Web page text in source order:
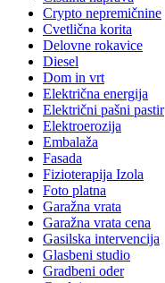
Crypto nepremičnine
Cvetlična korita
Delovne rokavice
Diesel
Dom in vrt
Električna energija
Električni pašni pastir
Elektroerozija
Embalaža
Fasada
Fizioterapija Izola
Foto platna
Garažna vrata
Garažna vrata cena
Gasilska intervencija
Glasbeni studio
Gradbeni oder